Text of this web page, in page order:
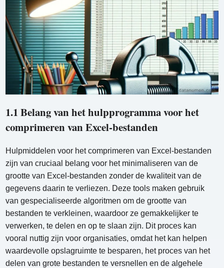
1.1 Belang van het hulpprogramma voor het
comprimeren van Excel-bestanden
Hulpmiddelen voor het comprimeren van Excel-bestanden
zijn van cruciaal belang voor het minimaliseren van de
grootte van Excel-bestanden zonder de kwaliteit van de
gegevens daarin te verliezen. Deze tools maken gebruik
van gespecialiseerde algoritmen om de grootte van
bestanden te verkleinen, waardoor ze gemakkelijker te
verwerken, te delen en op te slaan zijn. Dit proces kan
vooral nuttig zijn voor organisaties, omdat het kan helpen
waardevolle opslagruimte te besparen, het proces van het
delen van grote bestanden te versnellen en de algehele